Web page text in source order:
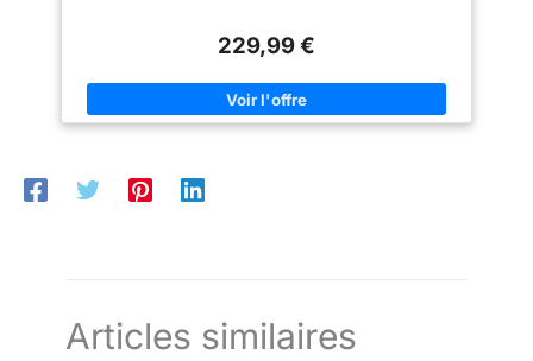
229,99 €
Articles similaires